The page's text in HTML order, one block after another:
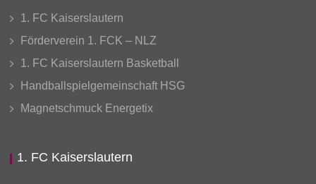
1. FC Kaiserslautern
Förderverein 1. FCK – NLZ
1. FC Kaiserslautern Basketball
Handballspielgemeinschaft HSG
Magnetschmuck Energetix
1. FC Kaiserslautern